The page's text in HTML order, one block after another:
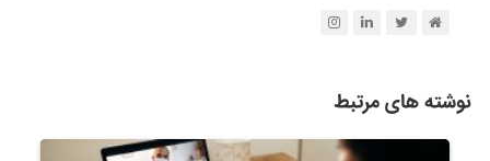
نوشته های مرتبط